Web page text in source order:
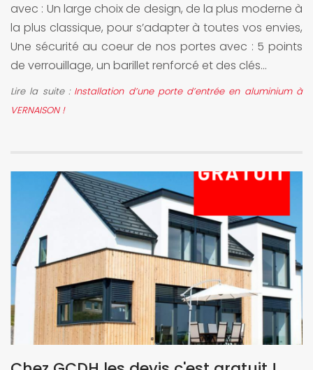
avec : Un large choix de design, de la plus moderne à
la plus classique, pour s’adapter à toutes vos envies,
Une sécurité au coeur de nos portes avec : 5 points
de verrouillage, un barillet renforcé et des clés...
Lire la suite : Installation d’une porte d’entrée en aluminium à
VERNAISON !